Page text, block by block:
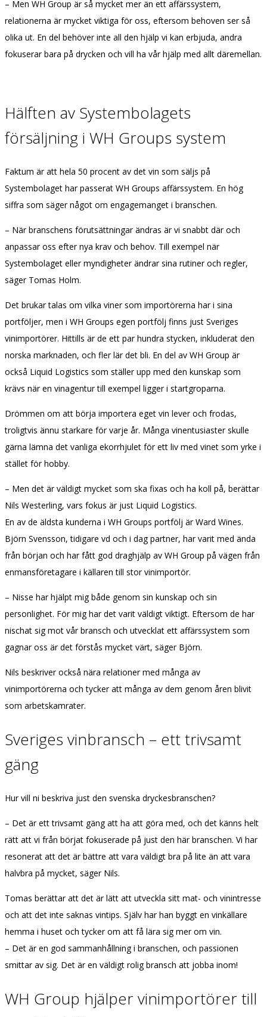
– Men WH Group är så mycket mer än ett affärssystem,
relationerna är mycket viktiga för oss, eftersom behoven ser så
olika ut. En del behöver inte all den hjälp vi kan erbjuda, andra
fokuserar bara på drycken och vill ha vår hjälp med allt däremellan.
Hälften av Systembolagets
försäljning i WH Groups system
Faktum är att hela 50 procent av det vin som säljs på
Systembolaget har passerat WH Groups affärssystem. En hög
siffra som säger något om engagemanget i branschen.
– När branschens förutsättningar ändras är vi snabbt där och
anpassar oss efter nya krav och behov. Till exempel när
Systembolaget eller myndigheter ändrar sina rutiner och regler,
säger Tomas Holm.
Det brukar talas om vilka viner som importörerna har i sina
portföljer, men i WH Groups egen portfölj finns just Sveriges
vinimportörer. Hittills är de ett par hundra stycken, inkluderat den
norska marknaden, och fler lär det bli. En del av WH Group är
också Liquid Logistics som ställer upp med den kunskap som
krävs när en vinagentur till exempel ligger i startgroparna.
Drömmen om att börja importera eget vin lever och frodas,
troligtvis ännu starkare för varje år. Många vinentusiaster skulle
gärna lämna det vanliga ekorrhjulet för ett liv med vinet som yrke i
stället för hobby.
– Men det är väldigt mycket som ska fixas och ha koll på, berättar
Nils Westerling, vars fokus är just Liquid Logistics.
En av de äldsta kunderna i WH Groups portfölj är Ward Wines.
Björn Svensson, tidigare vd och i dag partner, har varit med ända
från början och har fått god draghjälp av WH Group på vägen från
enmansföretagare i källaren till stor vinimportör.
– Nisse har hjälpt mig både genom sin kunskap och sin
personlighet. För mig har det varit väldigt viktigt. Eftersom de har
nischat sig mot vår bransch och utvecklat ett affärssystem som
gagnar oss är det förstås mycket värt, säger Björn.
Nils beskriver också nära relationer med många av
vinimportörerna och tycker att många av dem genom åren blivit
som arbetskamrater.
Sveriges vinbransch – ett trivsamt
gäng
Hur vill ni beskriva just den svenska dryckesbranschen?
– Det är ett trivsamt gäng att ha att göra med, och det känns helt
rätt att vi från börjat fokuserade på just den här branschen. Vi har
resonerat att det är bättre att vara väldigt bra på lite än att vara
halvbra på mycket, säger Nils.
Tomas berättar att det är lätt att utveckla sitt mat- och vinintresse
och att det inte saknas vintips. Själv har han byggt en vinkällare
hemma i huset och tycker om att få lära sig mer om vin.
– Det är en god sammanhållning i branschen, och passionen
smittar av sig. Det är en väldigt rolig bransch att jobba inom!
WH Group hjälper vinimportörer till